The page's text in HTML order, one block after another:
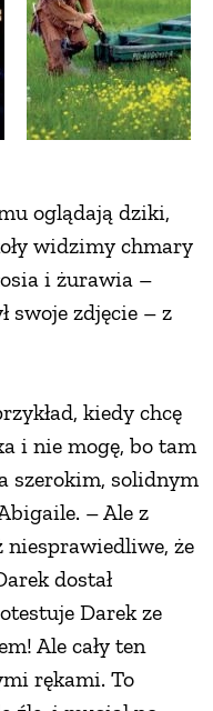
oglądają dziki,
widzimy chmary
i żurawia –
swoje zdjęcie – z
kiedy chcę
i nie mogę, bo tam
szerokim, solidnym
– Ale z
niesprawiedliwe, że
dostał
Darek ze
Ale cały ten
rękami. To